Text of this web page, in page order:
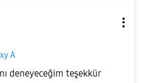
A
deneyeceğim teşekkür